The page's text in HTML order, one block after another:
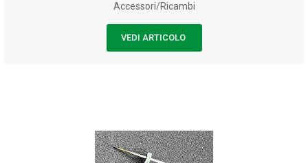
Accessori/Ricambi
VEDI ARTICOLO